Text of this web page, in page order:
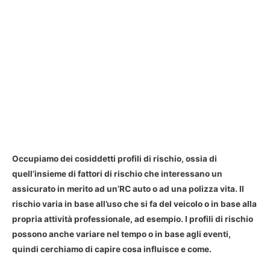
Occupiamo dei cosiddetti profili di rischio, ossia di
quell’insieme di fattori di rischio che interessano un
assicurato in merito ad un’RC auto o ad una polizza vita. Il
rischio varia in base all’uso che si fa del veicolo o in base alla
propria attività professionale, ad esempio. I profili di rischio
possono anche variare nel tempo o in base agli eventi,
quindi cerchiamo di capire cosa influisce e come.